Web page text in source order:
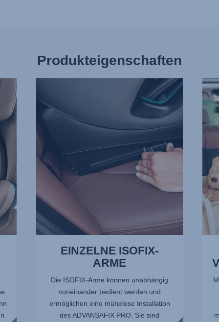
Produkteigenschaften
ARME,
EINZELNE ISOFIX-
ARME
Die ISOFIX-Arme können unabhängig
voneinander bedient werden und
ermöglichen eine mühelose Installation
des ADVANSAFIX PRO. Sie sind
2
von
13